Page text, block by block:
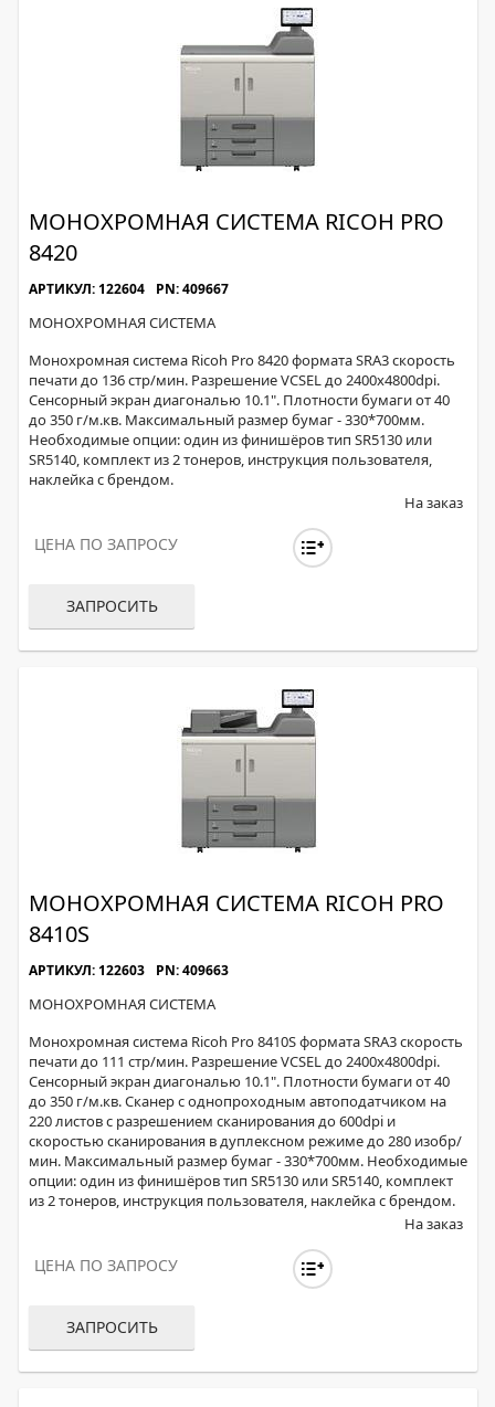
МОНОХРОМНАЯ СИСТЕМА RICOH PRO
8420
АРТИКУЛ: 122604 PN: 409667
МОНОХРОМНАЯ СИСТЕМА
Монохромная система Ricoh Pro 8420 формата SRA3 скорость
печати до 136 стр/мин. Разрешение VCSEL до 2400x4800dpi.
Сенсорный экран диагональю 10.1". Плотности бумаги от 40
до 350 г/м.кв. Максимальный размер бумаг - 330*700мм.
Необходимые опции: один из финишёров тип SR5130 или
SR5140, комплект из 2 тонеров, инструкция пользователя,
наклейка с брендом.
На заказ
ЦЕНА ПО ЗАПРОСУ
ЗАПРОСИТЬ
МОНОХРОМНАЯ СИСТЕМА RICOH PRO
8410S
АРТИКУЛ: 122603 PN: 409663
МОНОХРОМНАЯ СИСТЕМА
Монохромная система Ricoh Pro 8410S формата SRA3 скорость
печати до 111 стр/мин. Разрешение VCSEL до 2400x4800dpi.
Сенсорный экран диагональю 10.1". Плотности бумаги от 40
до 350 г/м.кв. Сканер с однопроходным автоподатчиком на
220 листов с разрешением сканирования до 600dpi и
скоростью сканирования в дуплексном режиме до 280 изобр/
мин. Максимальный размер бумаг - 330*700мм. Необходимые
опции: один из финишёров тип SR5130 или SR5140, комплект
из 2 тонеров, инструкция пользователя, наклейка с брендом.
На заказ
ЦЕНА ПО ЗАПРОСУ
ЗАПРОСИТЬ